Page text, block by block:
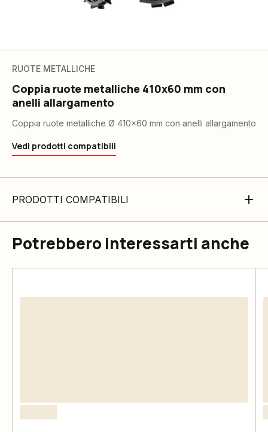
RUOTE METALLICHE
Coppia ruote metalliche 410x60 mm con
anelli allargamento
Coppia ruote metalliche Ø 410x60 mm con anelli allargamento
Vedi prodotti compatibili
PRODOTTI COMPATIBILI
Potrebbero interessarti anche